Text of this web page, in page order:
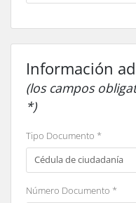
Información
(los campos
*)
Tipo Documento *
Número Documento *